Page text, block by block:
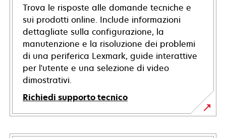
Trova le risposte alle domande tecniche e
sui prodotti online. Include informazioni
dettagliate sulla configurazione, la
manutenzione e la risoluzione dei problemi
di una periferica Lexmark, guide interattive
per l'utente e una selezione di video
dimostrativi.
Richiedi supporto tecnico
si
apre